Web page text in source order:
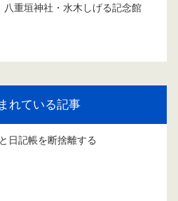
八重垣神社・水木しげる記念館
れている記事
日記帳を断捨離する